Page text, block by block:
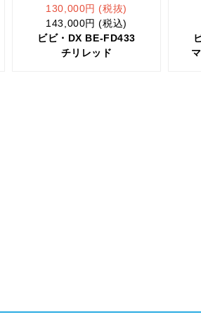
130,000円 (税抜)
143,000円 (税込)
ビビ・DX BE-FD433
チリレッド